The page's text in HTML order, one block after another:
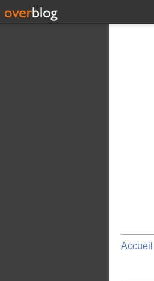
Accueil